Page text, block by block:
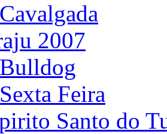
Cavalgada
2007
Bulldog
Sexta Feira
Santo do